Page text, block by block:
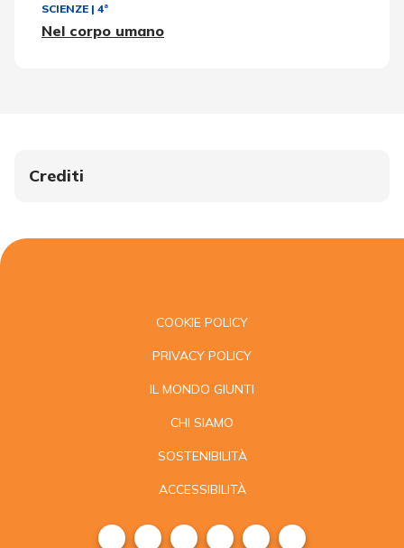
SCIENZE | 4ª
Nel corpo umano
Crediti
COOKIE POLICY
PRIVACY POLICY
IL MONDO GIUNTI
CHI SIAMO
SOSTENIBILITÀ
ACCESSIBILITÀ